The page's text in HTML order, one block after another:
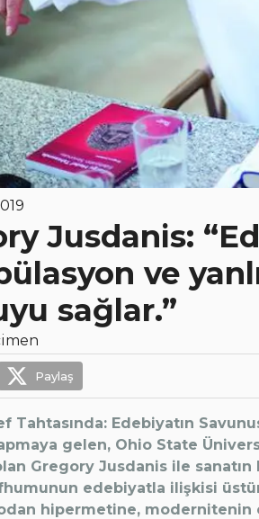
Jusdanis:
ve
sağlar.”
Paylaş
Tahtasında: Edebiyatın
gelen, Ohio State
Gregory Jusdanis ile
edebiyatla ilişkisi
hipermetine,